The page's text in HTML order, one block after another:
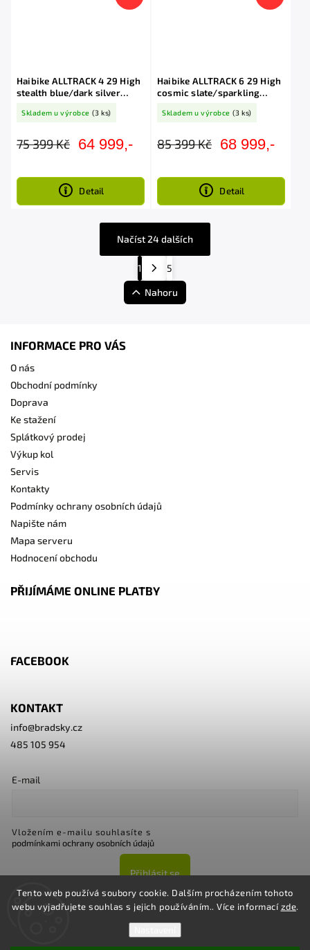
Tento web používá soubory cookie. Dalším procházením tohoto
webu vyjadřujete souhlas s jejich používáním.. Více informacízde.
Haibike ALLTRACK 4 29 High
stealth blue/dark silver
Skladem u výrobce (3 ks)
75 399 Kč 64 999,-
Detail
Haibike ALLTRACK 6 29 High
cosmic slate/sparkling
Skladem u výrobce (3 ks)
85 399 Kč 68 999,-
Detail
Načíst 24 dalších
1 5
Nahoru
INFORMACE PRO VÁS
O nás
Obchodní podmínky
Doprava
Ke stažení
Splátkový prodej
Výkup kol
Servis
Kontakty
Podmínky ochrany osobních údajů
Napište nám
Mapa serveru
Hodnocení obchodu
PŘIJÍMÁME ONLINE PLATBY
FACEBOOK
KONTAKT
info@bradsky.cz
485 105 954
E-mail
Vložením e-mailu souhlasíte s
podmínkami ochrany osobních údajů
Přihlásit se